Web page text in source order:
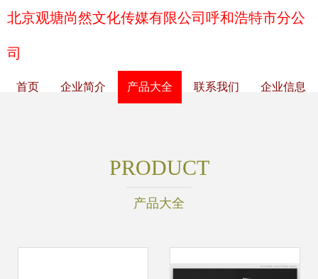
北京观塘尚然文化传媒有限公司呼和浩特市分公
司
首页 企业简介 产品大全 联系我们 企业信息
PRODUCT
产品大全